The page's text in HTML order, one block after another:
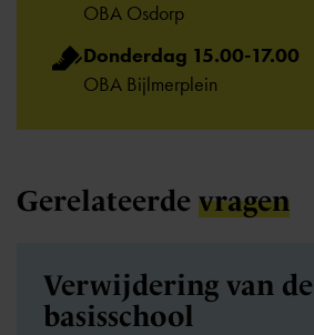
OBA Osdorp
Donderdag 15.00-17.00
OBA Bijlmerplein
Gerelateerde vragen
Verwijdering van de
basisschool